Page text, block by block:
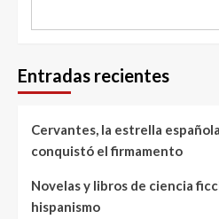
Entradas recientes
Cervantes, la estrella
conquistó el firmamento
Novelas y libros de ciencia
hispanismo